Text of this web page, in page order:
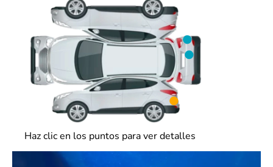
Haz clic en los puntos para ver detalles